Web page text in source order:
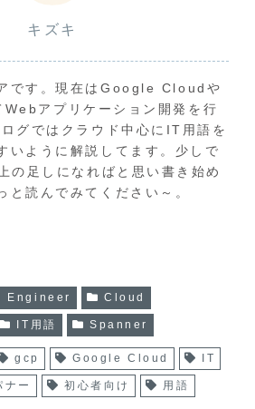
キズキ
です。現在はGoogle Cloudや
アプリケーション開発を行
グではクラウド中心にIT用語を
いように解説してます。少しで
の足しになればと思い書き始め
と読んでみてください～。
Engineer Cloud
IT用語 Spanner
gcp Google Cloud IT
ナー 初心者向け 用語